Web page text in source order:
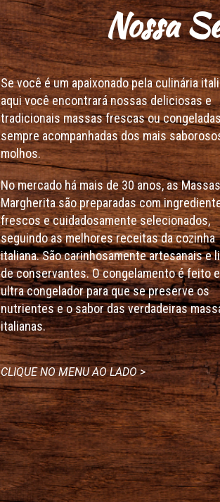
Nossa
Se você é um apaixonado pela culinária
aqui você encontrará nossas deliciosas e
tradicionais massas frescas ou
sempre acompanhadas dos mais
molhos.
No mercado há mais de 30 anos, as Massas
Margherita são preparadas com
frescos e cuidadosamente selecionados,
seguindo as melhores receitas da cozinha
italiana. São carinhosamente artesanais e
de conservantes. O congelamento é feito
ultra congelador para que se preserve os
nutrientes e o sabor das verdadeiras
italianas.
CLIQUE NO MENU AO LADO >